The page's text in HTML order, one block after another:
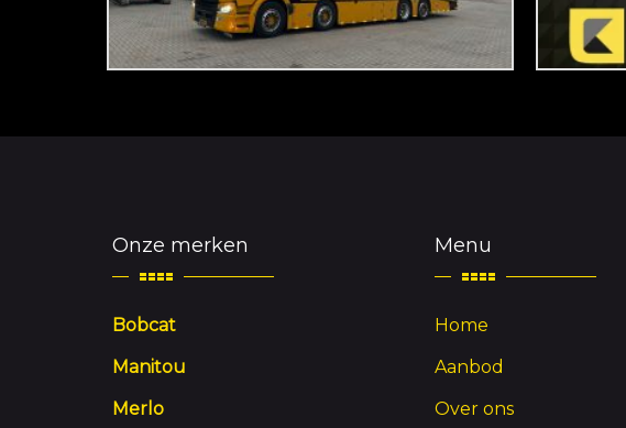
Onze merken
Bobcat
Manitou
Merlo
Menu
Home
Aanbod
Over ons